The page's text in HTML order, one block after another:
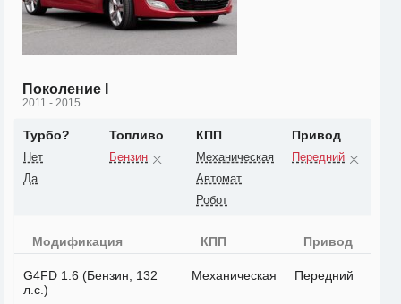
Поколение I
2011 - 2015
Турбо?
Нет
Да
Топливо
Бензин
КПП
Механическая
Автомат
Робот
Привод
Передний
Модификация КПП Привод
G4FD 1.6 (Бензин, 132
л.с.)
Механическая Передний